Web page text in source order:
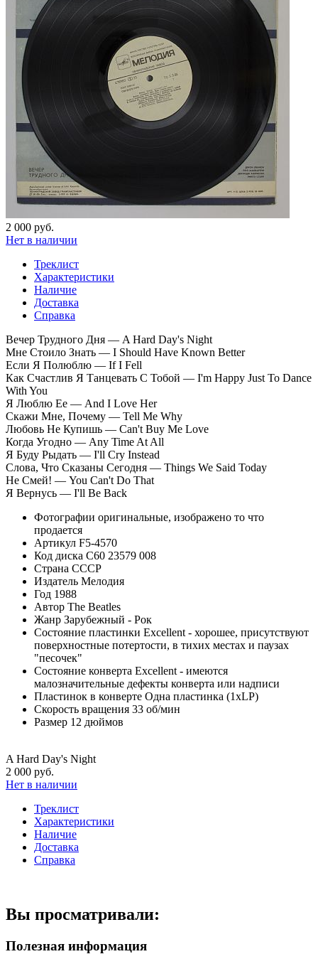
2 000 руб.
Нет в наличии
Треклист
Характеристики
Наличие
Доставка
Справка
Вечер Трудного Дня — A Hard Day's Night
Мне Стоило Знать — I Should Have Known Better
Если Я Полюблю — If I Fell
Как Счастлив Я Танцевать С Тобой — I'm Happy Just To Dance
With You
Я Люблю Ее — And I Love Her
Скажи Мне, Почему — Tell Me Why
Любовь Не Купишь — Can't Buy Me Love
Когда Угодно — Any Time At All
Я Буду Рыдать — I'll Cry Instead
Слова, Что Сказаны Сегодня — Things We Said Today
Не Смей! — You Can't Do That
Я Вернусь — I'll Be Back
Фотографии оригинальные, изображено то что
продается
Артикул F5-4570
Код диска С60 23579 008
Страна СССР
Издатель Мелодия
Год 1988
Автор The Beatles
Жанр Зарубежный - Рок
Состояние пластинки Excellent - хорошее, присутствуют
поверхностные потертости, в тихих местах и паузах
"песочек"
Состояние конверта Excellent - имеются
малозначительные дефекты конверта или надписи
Пластинок в конверте Одна пластинка (1xLP)
Скорость вращения 33 об/мин
Размер 12 дюймов
A Hard Day's Night
2 000 руб.
Нет в наличии
Треклист
Характеристики
Наличие
Доставка
Справка
Вы просматривали:
Полезная информация